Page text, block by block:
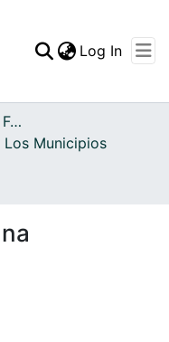
Statistics
Log In
Archivo del Patrimonio Fotográfico y Fílmico del Valle del Cauca
Los Municipios